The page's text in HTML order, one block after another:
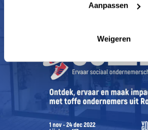
Aanpassen
Weigeren